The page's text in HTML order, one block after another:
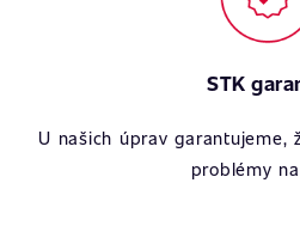
STK
U našich úprav garantujeme,
problémy